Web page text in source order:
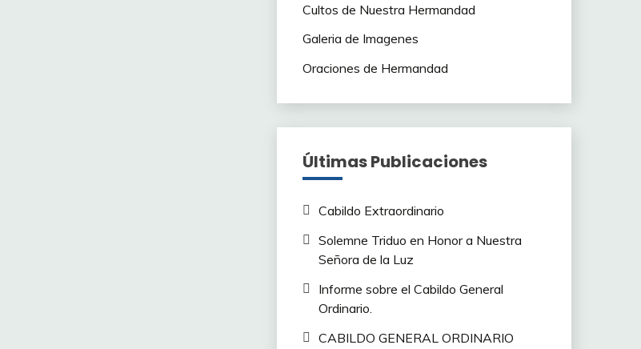
Cultos de Nuestra Hermandad
Galeria de Imagenes
Oraciones de Hermandad
Últimas Publicaciones
Cabildo Extraordinario
Solemne Triduo en Honor a Nuestra
Señora de la Luz
Informe sobre el Cabildo General
Ordinario.
CABILDO GENERAL ORDINARIO